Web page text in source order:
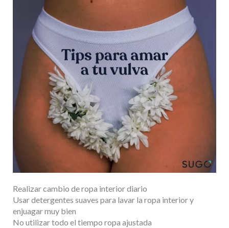
Realizar cambio de ropa interior diario
Usar detergentes suaves para lavar la ropa interior y
enjuagar muy bien
No utilizar todo el tiempo ropa ajustada